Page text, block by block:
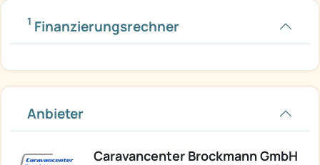
1 Finanzierungsrechner
Anbieter
Caravancenter Brockmann GmbH